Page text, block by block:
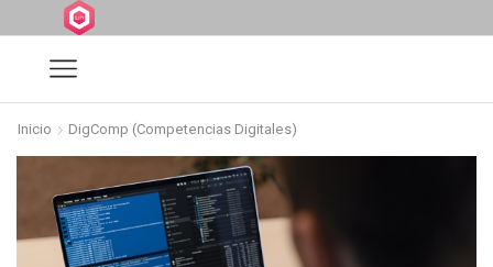
Inicio DigComp (Competencias Digitales)